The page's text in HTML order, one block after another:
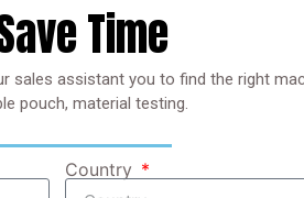
Time
sales assistant you to find the right
pouch, material testing.
Country